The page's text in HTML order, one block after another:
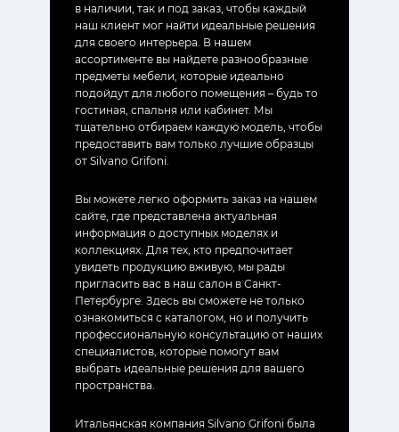
в наличии, так и под заказ, чтобы каждый
наш клиент мог найти идеальные решения
для своего интерьера. В нашем
ассортименте вы найдете разнообразные
предметы мебели, которые идеально
подойдут для любого помещения – будь то
гостиная, спальня или кабинет. Мы
тщательно отбираем каждую модель, чтобы
предоставить вам только лучшие образцы
от Silvano Grifoni.
Вы можете легко оформить заказ на нашем
сайте, где представлена актуальная
информация о доступных моделях и
коллекциях. Для тех, кто предпочитает
увидеть продукцию вживую, мы рады
пригласить вас в наш салон в Санкт-
Петербурге. Здесь вы сможете не только
ознакомиться с каталогом, но и получить
профессиональную консультацию от наших
специалистов, которые помогут вам
выбрать идеальные решения для вашего
пространства.
Итальянская компания Silvano Grifoni была